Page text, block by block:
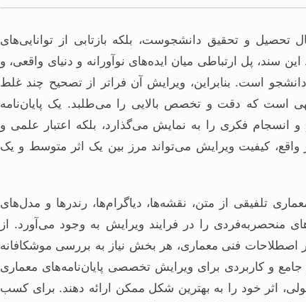
تحصیل و تحقیق دانشجوست، بلکه بازتابی از توانایی‌های
سند، پل ارتباطی میان ایده‌های نوآورانه و دنیای واقعی، و
است. بنابراین، ویرایش آن فراتر از تصحیح چند غلط
است که دقت و تخصص بالایی را می‌طلبد. یک پایان‌نامه
فکری را به نمایش می‌گذارد، بلکه اعتبار علمی و
کیفیت ویرایش می‌تواند مرز بین یک اثر متوسط و یک
تلفیقی از متن، نقشه‌ها، دیاگرام‌ها، رندرها و مدل‌های
را در فرایند ویرایش به وجود می‌آورد. از
اصطلاحات فنی معماری، هر بخش نیاز به بررسی موشکافانه
جامع و کاربردی برای ویرایش تخصصی پایان‌نامه‌های معماری
اثر خود را به بهترین شکل ممکن ارائه دهند. برای کسب